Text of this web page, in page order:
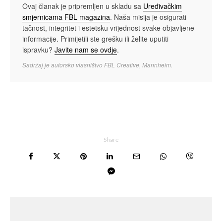
Ovaj članak je pripremljen u skladu sa Uređivačkim
smjernicama FBL magazina. Naša misija je osigurati
tačnost, integritet i estetsku vrijednost svake objavljene
informacije. Primijetili ste grešku ili želite uputiti
ispravku? Javite nam se ovdje.
Sadržaj je autorsko vlasništvo FBL Creative, Mannheim.
Share